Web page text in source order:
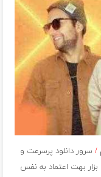
/سرور دانلود پرسرعت و
بهت اعتماد به نفس